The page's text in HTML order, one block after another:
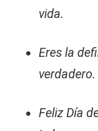
vida.
Eres la
verdadero.
Feliz Día